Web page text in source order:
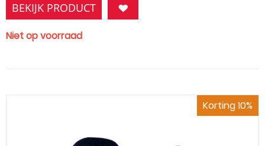
Niet op voorraad
BEKIJK PRODUCT
Korting 10%